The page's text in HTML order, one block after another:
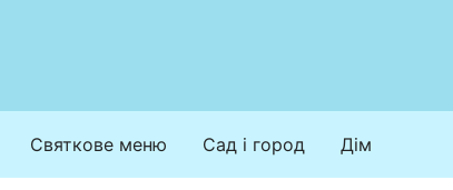
Святкове меню Сад і город Дім